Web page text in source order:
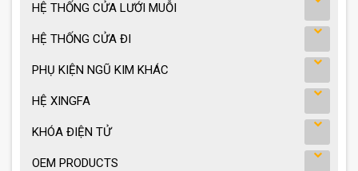
HỆ THỐNG CỬA LƯỚI MUỖI
HỆ THỐNG CỬA ĐI
PHỤ KIỆN NGŨ KIM KHÁC
HỆ XINGFA
KHÓA ĐIỆN TỬ
OEM PRODUCTS